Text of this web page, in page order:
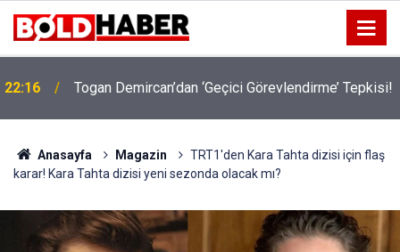
22:16 Togan Demircan’dan ‘Geçici Görevlendirme’ Tepkisi!
19:32 Sıcak Havalarda Ödem Şikayetini Hafife Almayın!
Anasayfa Magazin
TRT1'den Kara Tahta dizisi için flaş
karar! Kara Tahta dizisi yeni sezonda olacak mı?